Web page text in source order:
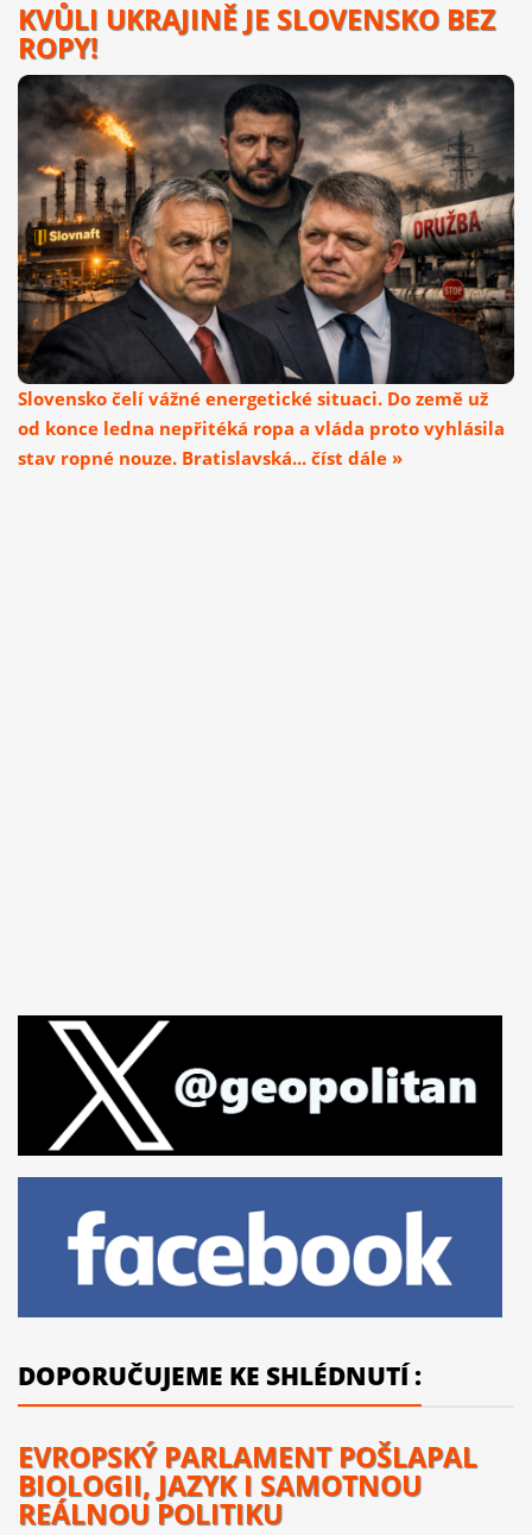
KVŮLI UKRAJINĚ JE SLOVENSKO BEZ
ROPY!
Slovensko čelí vážné energetické situaci. Do země už
od konce ledna nepřitéká ropa a vláda proto vyhlásila
stav ropné nouze. Bratislavská... číst dále »
DOPORUČUJEME KE SHLÉDNUTÍ :
EVROPSKÝ PARLAMENT POŠLAPAL
BIOLOGII, JAZYK I SAMOTNOU
REÁLNOU POLITIKU